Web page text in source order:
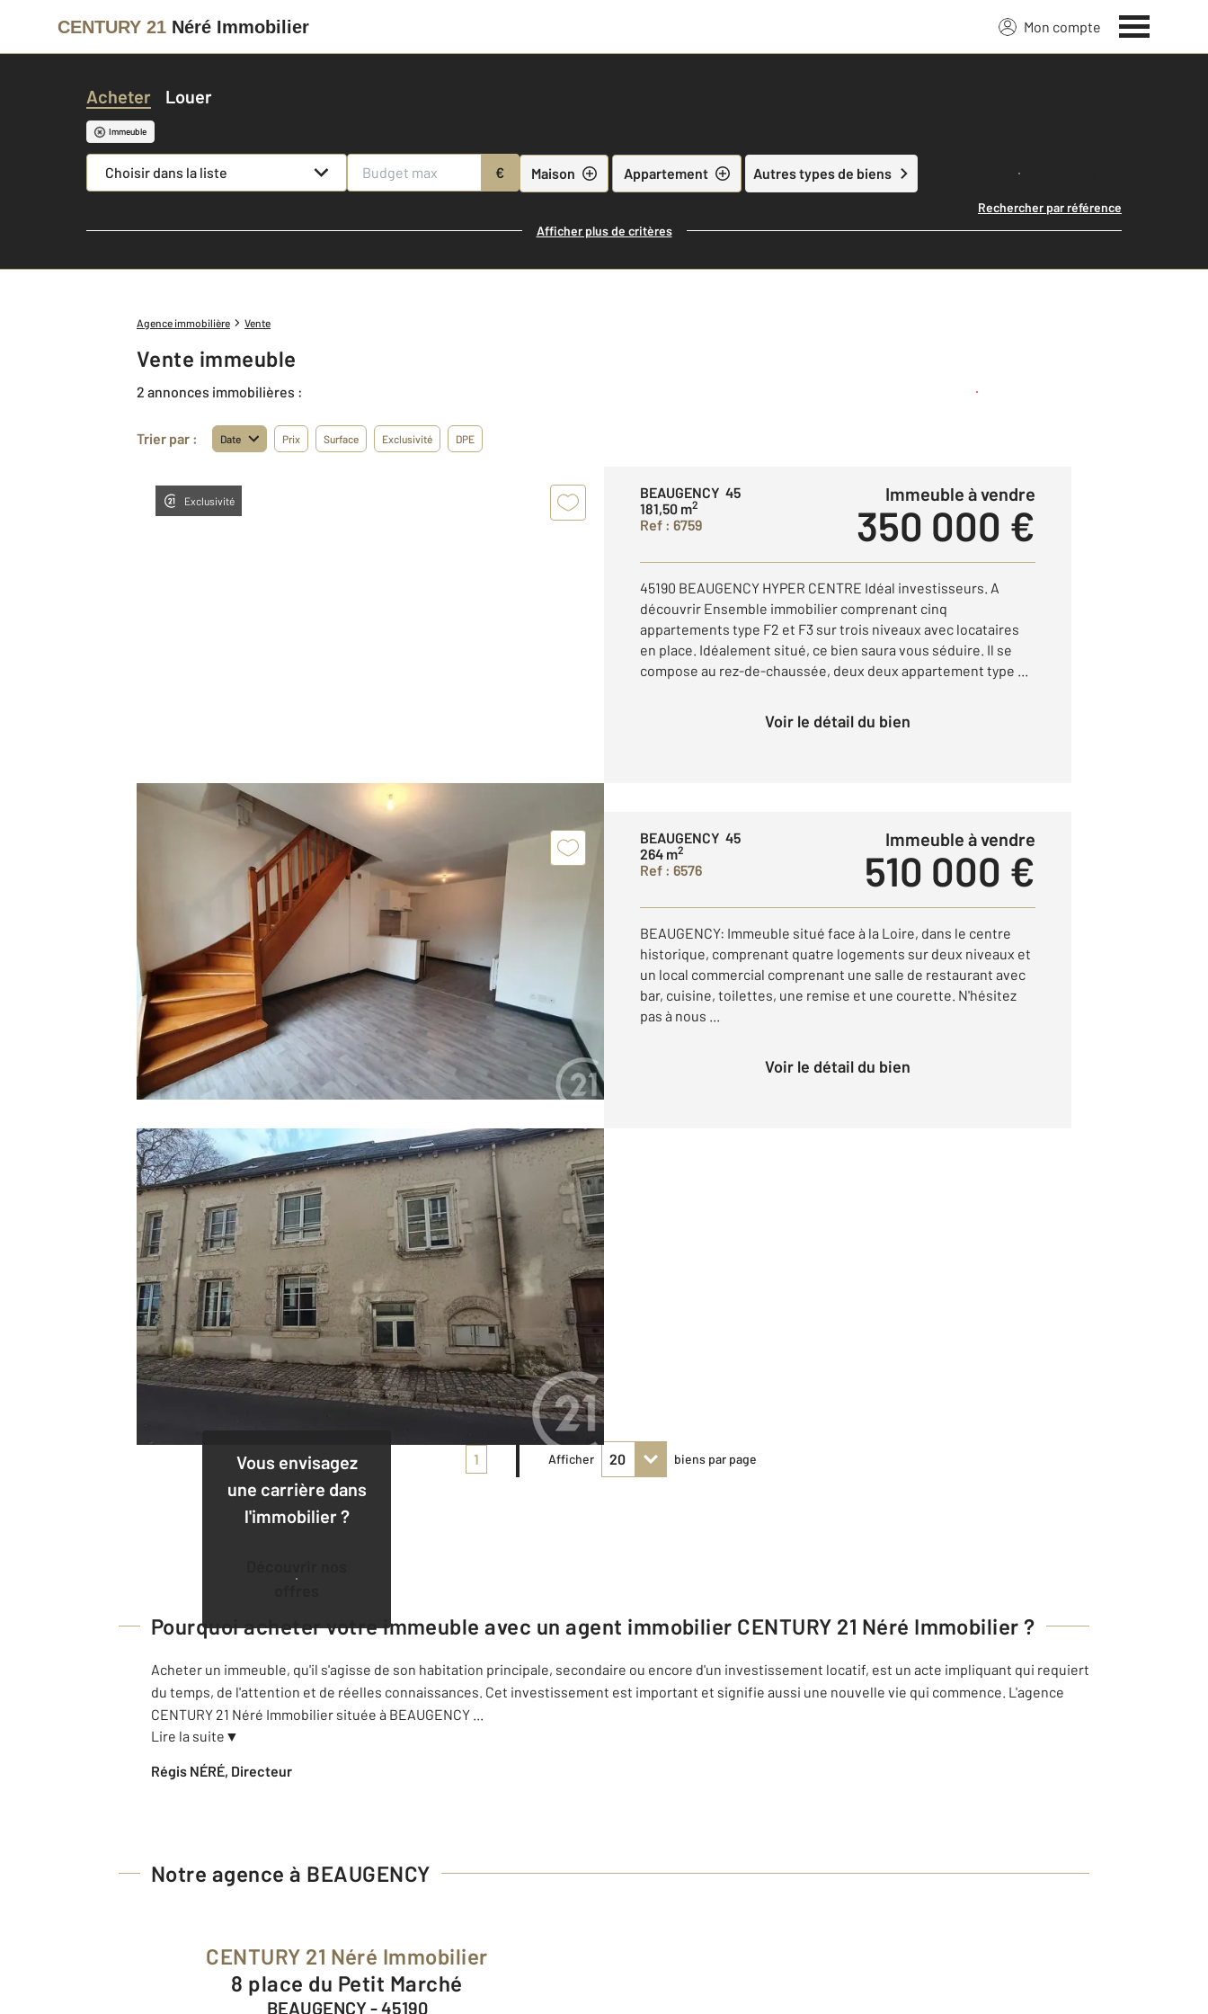
CENTURY 21 Néré Immobilier Mon compte
Acheter Louer
Immeuble
Choisir dans la liste € Maison Appartement Autres types de biens Lancer ma recherche
Rechercher par référence
Afficher plus de critères
Agence immobilière Vente
Vente immeuble
2 annonces immobilières : Créer une alerte
Trier par : Date Prix Surface Exclusivité DPE
Exclusivité
BEAUGENCY 45
181,50 m2
Ref : 6759
Immeuble à vendre
350 000 €
45190 BEAUGENCY HYPER CENTRE Idéal investisseurs. A
découvrir Ensemble immobilier comprenant cinq
appartements type F2 et F3 sur trois niveaux avec locataires
en place. Idéalement situé, ce bien saura vous séduire. Il se
compose au rez-de-chaussée, deux deux appartement type ...
Voir le détail du bien
BEAUGENCY 45
264 m2
Ref : 6576
Immeuble à vendre
510 000 €
BEAUGENCY: Immeuble situé face à la Loire, dans le centre
historique, comprenant quatre logements sur deux niveaux et
un local commercial comprenant une salle de restaurant avec
bar, cuisine, toilettes, une remise et une courette. N'hésitez
pas à nous ...
Voir le détail du bien
Vous envisagez
une carrière dans
l'immobilier ?
1 Afficher biens par page
Pourquoi acheter votre immeuble avec un agent immobilier CENTURY 21 Néré Immobilier ?
Acheter un immeuble, qu'il s'agisse de son habitation principale, secondaire ou encore d'un investissement locatif, est un acte impliquant qui requiert
du temps, de l'attention et de réelles connaissances. Cet investissement est important et signifie aussi une nouvelle vie qui commence. L'agence
CENTURY 21 Néré Immobilier située à BEAUGENCY ...
Lire la suite ▼
Régis NÉRÉ, Directeur
Notre agence à BEAUGENCY
CENTURY 21 Néré Immobilier
8 place du Petit Marché
BEAUGENCY - 45190